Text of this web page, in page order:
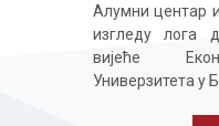
Алумни центар
изгледу лога
вијеће
Универзитета у